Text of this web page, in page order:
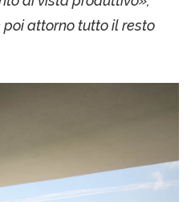
poi attorno tutto il resto